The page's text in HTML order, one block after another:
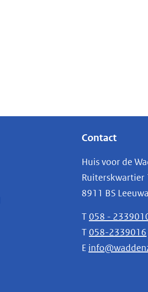
Contact
Huis voor de
Ruiterskwartier
8911 BS
T 058 -
T 058-2339016
E